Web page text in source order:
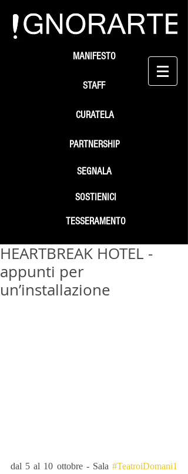
STAFF
SEGNALA
SOSTIENICI
MANIFESTO
PARTNERSHIP
TESSERAMENTO
CURATELA
HEARTBREAK HOTEL -
appunti per
un’installazione
dal 5 al 10 ottobre - Sala #TeatroiDomani1